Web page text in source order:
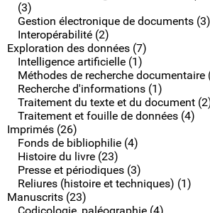
(3)
Gestion électronique de documents (3)
Interopérabilité (2)
Exploration des données (7)
Intelligence artificielle (1)
Méthodes de recherche documentaire
Recherche d'informations (1)
Traitement du texte et du document
Traitement et fouille de données (4)
Imprimés (26)
Fonds de bibliophilie (4)
Histoire du livre (23)
Presse et périodiques (3)
Reliures (histoire et techniques) (1)
Manuscrits (23)